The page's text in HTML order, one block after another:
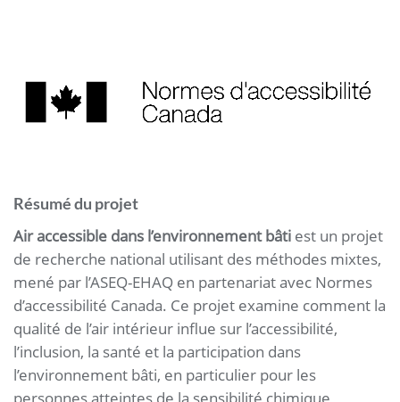
Résumé du projet
Air accessible dans l’environnement bâti est un projet
de recherche national utilisant des méthodes mixtes,
mené par l’ASEQ-EHAQ en partenariat avec Normes
d’accessibilité Canada. Ce projet examine comment la
qualité de l’air intérieur influe sur l’accessibilité,
l’inclusion, la santé et la participation dans
l’environnement bâti, en particulier pour les